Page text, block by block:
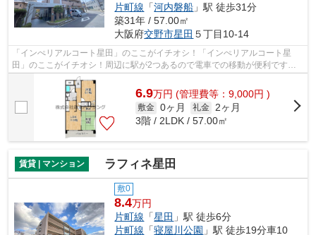
片町線 「河内磐船 」駅 徒歩31分
築31年 / 57.00㎡
大阪府交野市星田 ５丁目10-14
「インぺリアルコート星田」のここがイチオシ！「インぺリアルコート星
田」のここがイチオシ！周辺に駅が2つあるので電車での移動が便利です！
駅まで平坦な場所で移動もラクな物件です...
6.9万円 (管理費等：9,000円 )
敷金 0ヶ月 礼金 2ヶ月
3階 / 2LDK / 57.00㎡
賃貸 | マンション ラフィネ星田
敷0
8.4万円
片町線 「星田 」駅 徒歩6分
片町線 「寝屋川公園 」駅 徒歩19分車10